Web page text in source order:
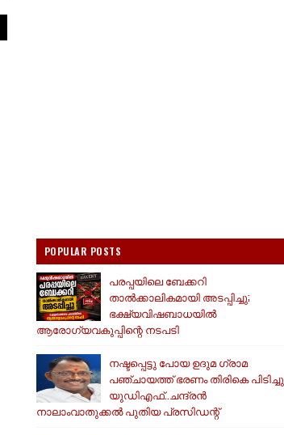
POPULAR POSTS
പരപ്പയിലെ ബേക്കറി
താൽക്കാലികമായി അടപ്പിച്ചു;
ഭക്ഷ്യവിഷബാധയിൽ
ആരോഗ്യവകുപ്പിന്റെ നടപടി
നഷ്ടപ്പെട്ടു പോയ ഉദുമ ഗ്രാമ
പഞ്ചായത്ത് ഭരണം തിരികെ പിടിച്ചു
യുഡിഎഫ്..ചന്ദ്രൻ
നാലാംവാതുക്കൽ പുതിയ പ്രസിഡന്റ്